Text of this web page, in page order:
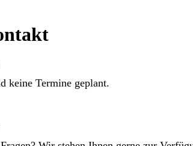
keine Termine geplant.